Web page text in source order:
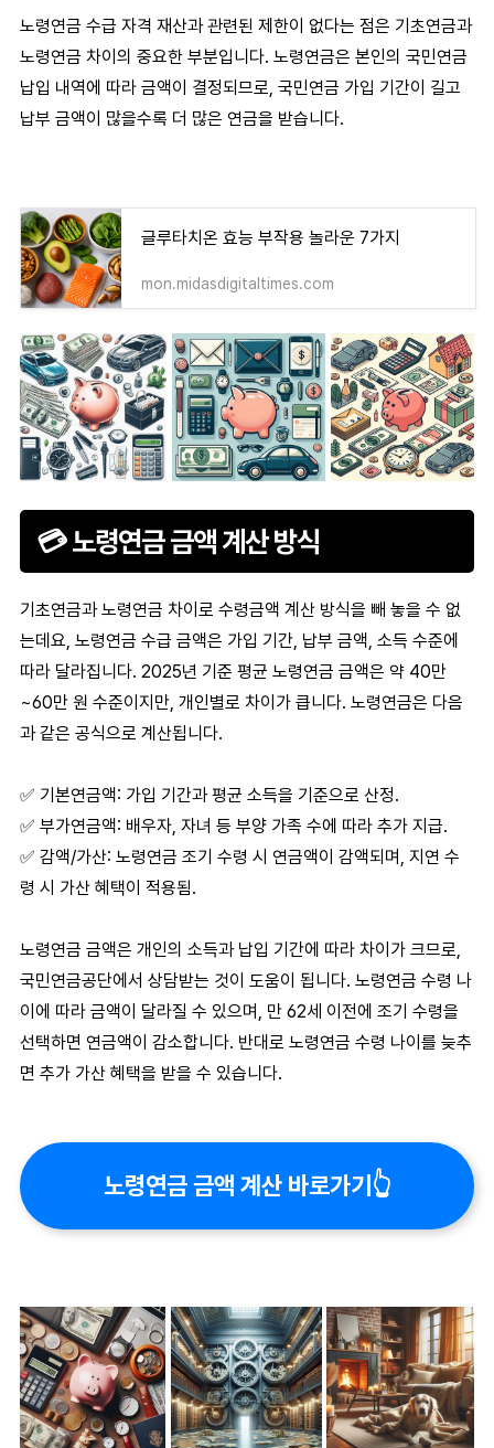
노령연금 수급 자격 재산과 관련된 제한이 없다는 점은 기초연금과
노령연금 차이 의 중요한 부분입니다. 노령연금은 본인의 국민연금
납입 내역에 따라 금액이 결정되므로, 국민연금 가입 기간이 길고
납부 금액이 많을수록 더 많은 연금을 받습니다.
글루타치온 효능 부작용 놀라운 7가지
mon.midasdigitaltimes.com
💳 노령연금 금액 계산 방식
기초연금과 노령연금 차이로 수령금액 계산 방식을 빼 놓을 수 없
는데요, 노령연금 수급 금액은 가입 기간, 납부 금액, 소득 수준에
따라 달라집니다. 2025년 기준 평균 노령연금 금액은 약 40만
~60만 원 수준이지만, 개인별로 차이가 큽니다. 노령연금은 다음
과 같은 공식으로 계산됩니다.
✅ 기본연금액: 가입 기간과 평균 소득을 기준으로 산정.
✅ 부가연금액: 배우자, 자녀 등 부양 가족 수에 따라 추가 지급.
✅ 감액/가산: 노령연금 조기 수령 시 연금액이 감액되며, 지연 수
령 시 가산 혜택이 적용됨.
노령연금 금액은 개인의 소득과 납입 기간에 따라 차이가 크므로,
국민연금공단에서 상담받는 것이 도움이 됩니다. 노령연금 수령 나
이 에 따라 금액이 달라질 수 있으며, 만 62세 이전에 조기 수령을
선택하면 연금액이 감소합니다. 반대로 노령연금 수령 나이 를 늦추
면 추가 가산 혜택을 받을 수 있습니다.
노령연금 금액 계산 바로가기👆